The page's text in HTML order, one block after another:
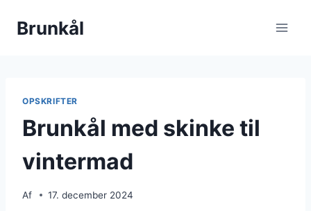
Brunkål
OPSKRIFTER
Brunkål med skinke til
vintermad
Af 17. december 2024